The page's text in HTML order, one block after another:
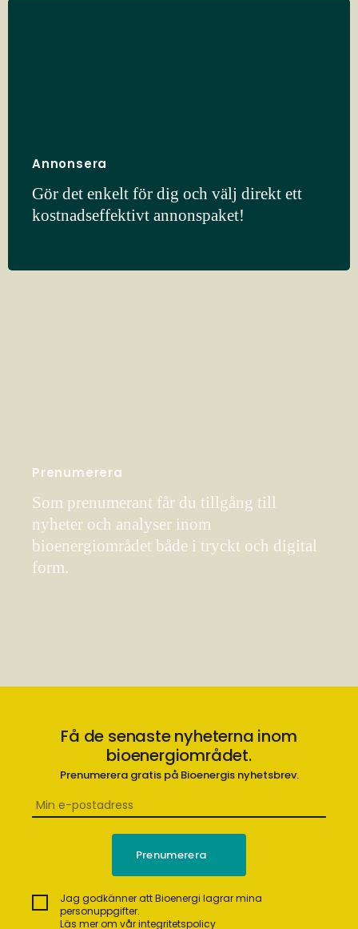
Annonsera
Gör det enkelt för dig och välj direkt ett
kostnadseffektivt annonspaket!
Prenumerera
Som prenumerant får du tillgång till
nyheter och analyser inom
bioenergiområdet både i tryckt och digital
form.
Få de senaste nyheterna inom
bioenergiområdet.
Prenumerera gratis på Bioenergis nyhetsbrev.
Jag godkänner att Bioenergi lagrar mina
personuppgifter.
Läs mer om vår integritetspolicy